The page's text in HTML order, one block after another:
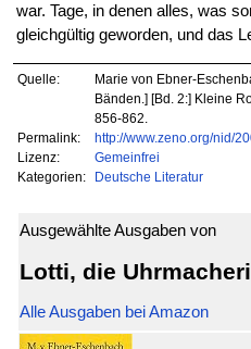
war. Tage, in denen alles, was
gleichgültig geworden, und das
Quelle:
Marie von Ebner-
Bänden.] [Bd. 2:] Kleine
856-862.
Permalink:
http://www.zeno.org/nid/
Lizenz:
Gemeinfrei
Kategorien:
Deutsche Literatur
Ausgewählte Ausgaben von
Lotti, die
Alle Ausgaben bei Amazon